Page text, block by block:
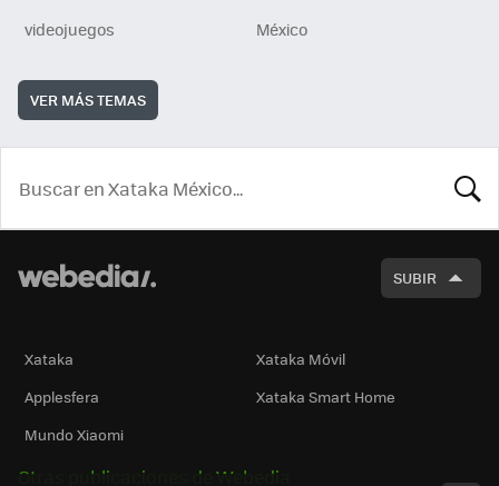
videojuegos
México
VER MÁS TEMAS
SUBIR
Xataka
Xataka Móvil
Applesfera
Xataka Smart Home
Mundo Xiaomi
Otras publicaciones de Webedia